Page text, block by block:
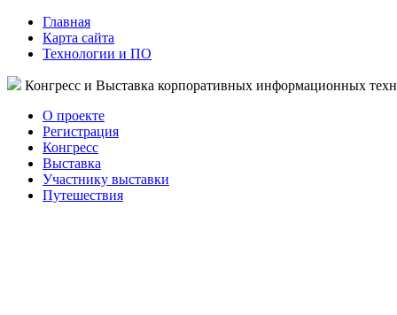
Главная
Карта сайта
Технологии и ПО
Конгресс и Выставка корпоративных информационных
О проекте
Регистрация
Конгресс
Выставка
Участнику выставки
Путешествия